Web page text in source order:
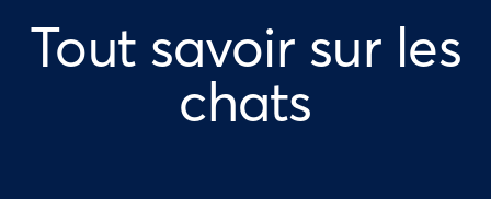
Tout savoir sur les
chats